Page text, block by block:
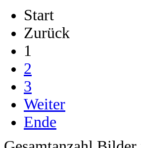
Start
Zurück
1
2
3
Weiter
Ende